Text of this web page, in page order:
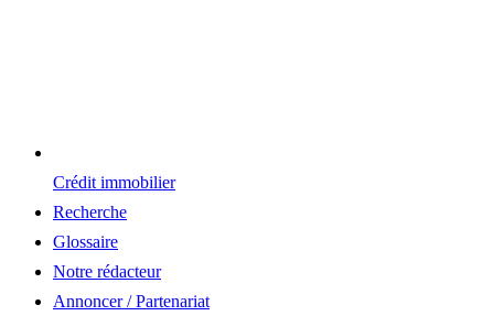
Crédit immobilier
Recherche
Glossaire
Notre rédacteur
Annoncer / Partenariat